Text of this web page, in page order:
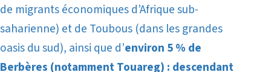
de migrants économiques d’Afrique sub-
saharienne) et de Toubous (dans les grandes
oasis du sud), ainsi que d’environ 5 % de
Berbères (notamment Touareg) : descendant